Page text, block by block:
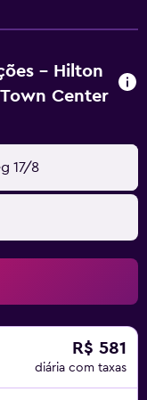
- Hilton
Center
17/8
R$ 581
diária com taxas